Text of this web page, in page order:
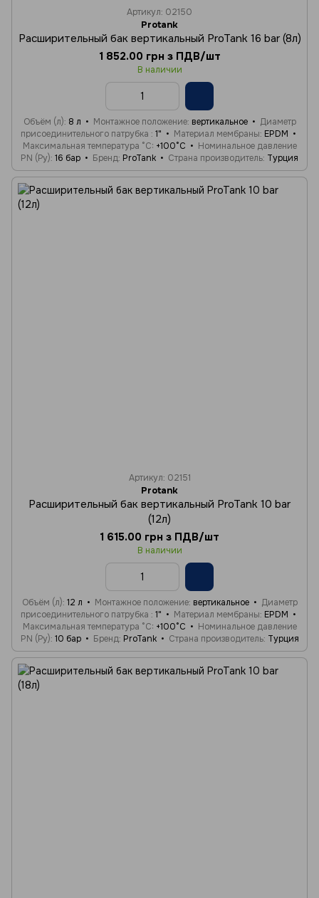
Артикул: 02150
Protank
Расширительный бак вертикальный ProTank 16 bar (8л)
1 852.00 грн з ПДВ/шт
В наличии
Объём (л) 8 л Монтажное положение вертикальное
Диаметр
присоединительного патрубка
1" Материал мембраны EPDM
Максимальная температура °C +100°C
Номинальное давление
PN (Ру) 16 бар Бренд ProTank Страна производитель Турция
Артикул: 02151
Protank
Расширительный бак вертикальный ProTank 10 bar
(12л)
1 615.00 грн з ПДВ/шт
В наличии
Объём (л) 12 л Монтажное положение вертикальное
Диаметр
присоединительного патрубка
1" Материал мембраны EPDM
Максимальная температура °C +100°C
Номинальное давление
PN (Ру) 10 бар Бренд ProTank Страна производитель Турция